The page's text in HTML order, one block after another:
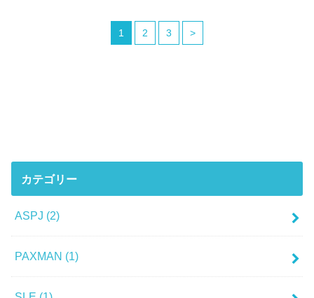
1 2 3 >
カテゴリー
ASPJ (2)
PAXMAN (1)